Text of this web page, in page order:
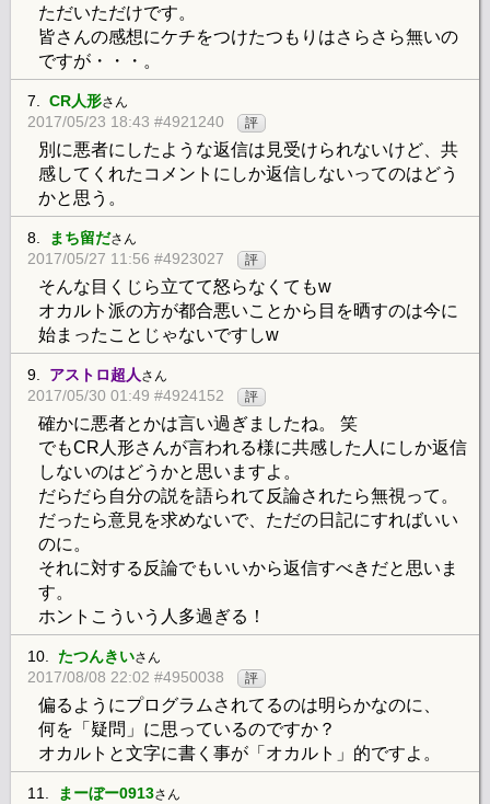
ただいただけです。
皆さんの感想にケチをつけたつもりはさらさら無いの
ですが・・・。
7. CR人形さん
2017/05/23 18:43 #4921240 評
別に悪者にしたような返信は見受けられないけど、共
感してくれたコメントにしか返信しないってのはどう
かと思う。
8. まち留ださん
2017/05/27 11:56 #4923027 評
そんな目くじら立てて怒らなくてもw
オカルト派の方が都合悪いことから目を晒すのは今に
始まったことじゃないですしw
9. アストロ超人 さん
2017/05/30 01:49 #4924152 評
確かに悪者とかは言い過ぎましたね。 笑
でもCR人形さんが言われる様に共感した人にしか返信
しないのはどうかと思いますよ。
だらだら自分の説を語られて反論されたら無視って。
だったら意見を求めないで、ただの日記にすればいい
のに。
それに対する反論でもいいから返信すべきだと思いま
す。
ホントこういう人多過ぎる！
10. たつんきいさん
2017/08/08 22:02 #4950038 評
偏るようにプログラムされてるのは明らかなのに、
何を「疑問」に思っているのですか？
オカルトと文字に書く事が「オカルト」的ですよ。
11. まーぼー0913さん